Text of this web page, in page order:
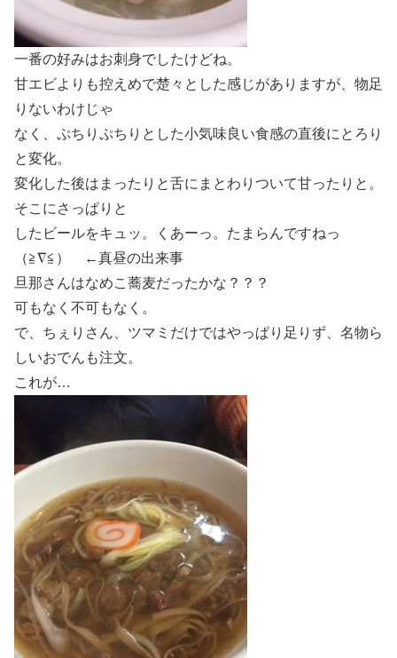
一番の好みはお刺身でしたけどね。
甘エビよりも控えめで楚々とした感じがありますが、物足
りないわけじゃ
なく、ぷちりぷちりとした小気味良い食感の直後にとろり
と変化。
変化した後はまったりと舌にまとわりついて甘ったりと。
そこにさっぱりと
したビールをキュッ。くあーっ。たまらんですねっ
（≧∇≦） ←真昼の出来事
旦那さんはなめこ蕎麦だったかな？？？
可もなく不可もなく。
で、ちぇりさん、ツマミだけではやっぱり足りず、名物ら
しいおでんも注文。
これが…